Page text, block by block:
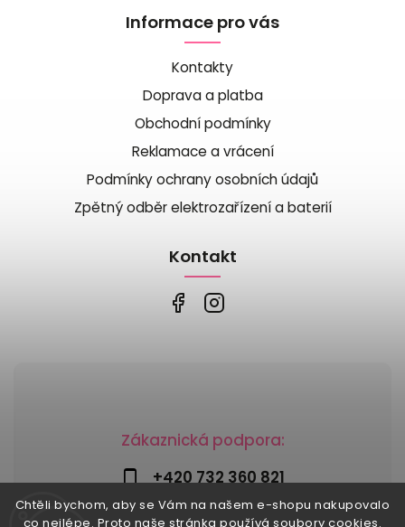
Chtěli bychom, aby se Vám na našem e-shopu nakupovalo
co nejlépe. Proto naše stránka používá soubory cookies.
Zákaznická podpora:
+420 732 360 821
info@risesnu.cz
Informace pro vás
Kontakty
Doprava a platba
Obchodní podmínky
Reklamace a vrácení
Podmínky ochrany osobních údajů
Zpětný odběr elektrozařízení a baterií
Kontakt